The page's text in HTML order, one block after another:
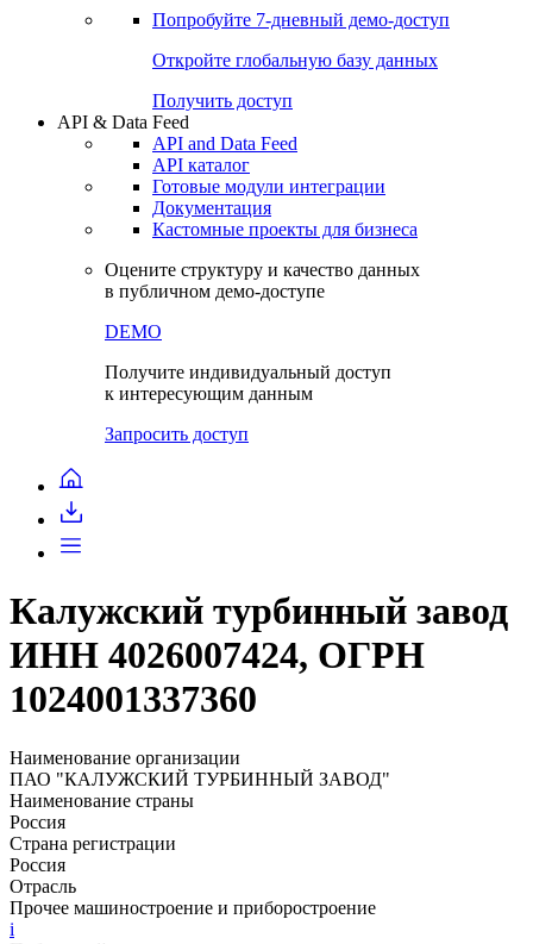
Попробуйте 7-дневный демо-доступ
Откройте глобальную базу данных
Получить доступ
API & Data Feed
API and Data Feed
API каталог
Готовые модули интеграции
Документация
Кастомные проекты для бизнеса
Оцените структуру и качество данных
в публичном демо-доступе
DEMO
Получите индивидуальный доступ
к интересующим данным
Запросить доступ
Калужский турбинный завод
ИНН 4026007424, ОГРН
1024001337360
Наименование организации
ПАО "КАЛУЖСКИЙ ТУРБИННЫЙ ЗАВОД"
Наименование страны
Россия
Страна регистрации
Россия
Отрасль
Прочее машиностроение и приборостроение
i